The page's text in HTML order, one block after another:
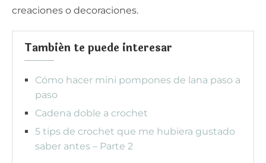
creaciones o decoraciones.
También te puede interesar
Cómo hacer mini pompones de lana paso a
paso
Cadena doble a crochet
5 tips de crochet que me hubiera gustado
saber antes – Parte 2